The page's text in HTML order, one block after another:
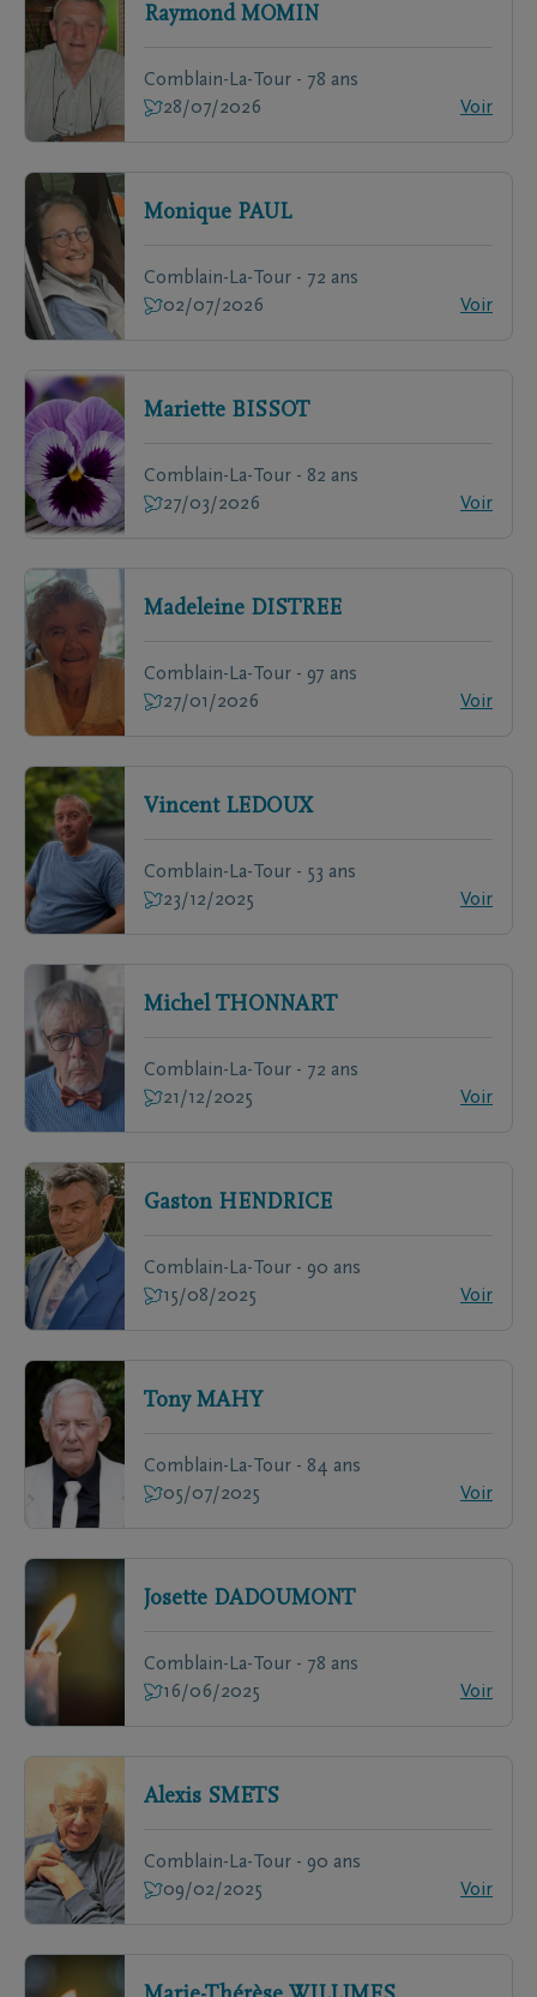
Raymond MOMIN
Comblain-La-Tour - 78 ans
28/07/2026
Voir
Monique PAUL
Comblain-La-Tour - 72 ans
02/07/2026
Voir
Mariette BISSOT
Comblain-La-Tour - 82 ans
27/03/2026
Voir
Madeleine DISTREE
Comblain-La-Tour - 97 ans
27/01/2026
Voir
Vincent LEDOUX
Comblain-La-Tour - 53 ans
23/12/2025
Voir
Michel THONNART
Comblain-La-Tour - 72 ans
21/12/2025
Voir
Gaston HENDRICE
Comblain-La-Tour - 90 ans
15/08/2025
Voir
Tony MAHY
Comblain-La-Tour - 84 ans
05/07/2025
Voir
Josette DADOUMONT
Comblain-La-Tour - 78 ans
16/06/2025
Voir
Alexis SMETS
Comblain-La-Tour - 90 ans
09/02/2025
Voir